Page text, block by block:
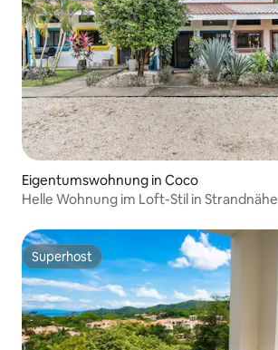
Eigentumswohnung in Coco
Helle Wohnung im Loft-Stil in Strandnähe
Superhost
Superhost